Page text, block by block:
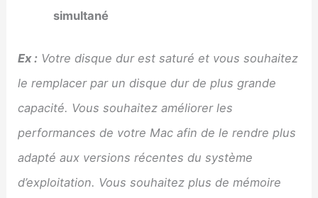
simultané
Ex : Votre disque dur est saturé et vous souhaitez
le remplacer par un disque dur de plus grande
capacité. Vous souhaitez améliorer les
performances de votre Mac afin de le rendre plus
adapté aux versions récentes du système
d’exploitation. Vous souhaitez plus de mémoire